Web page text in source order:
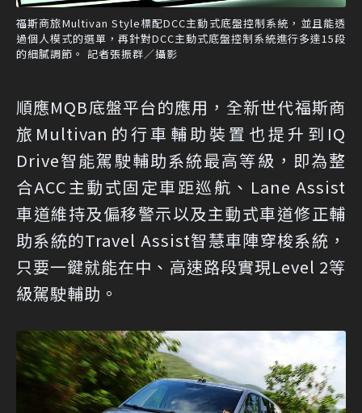
福斯商旅Multivan Style標配DCC主動式底盤控制系統，並且能透
過個人模式的選單，再針對DCC主動式底盤控制系統進行多達15段
的細膩調節。 記者張振群／攝影
順應MQB底盤平台的應用，全新世代福斯商
旅Multivan的行車輔助裝置也提升到IQ
Drive智能駕駛輔助系統最高等級，即為整
合ACC主動式固定車距巡航、Lane Assist
車道維持及偏移警示以及主動式車道修正輔
助系統的Travel Assist智慧車陣穿梭系統，
只要一鍵就能在中、高速路段實現Level 2等
級駕駛輔助。